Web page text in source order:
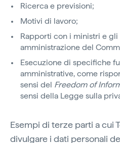
Ricerca e previsioni;
Motivi di lavoro;
Rapporti con i ministri e
amministrazione del
Esecuzione di specifiche
amministrative, come
sensi del Freedom of
sensi della Legge sulla
Esempi di terze parti a cui
divulgare i dati personali